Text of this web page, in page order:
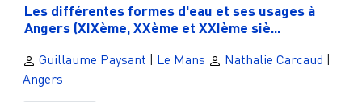
Les différentes formes d'eau et ses usages à
Angers (XIXème, XXème et XXIème siè...
Guillaume Paysant | Le Mans Nathalie Carcaud |
Angers